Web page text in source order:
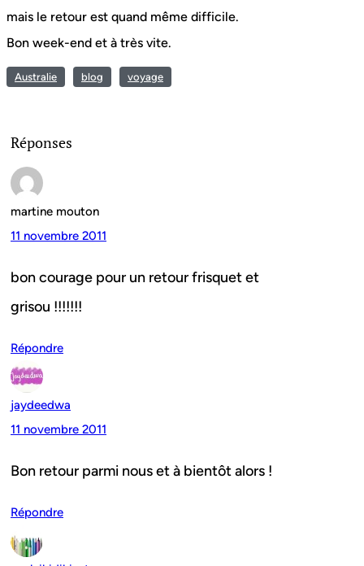
mais le retour est quand même difficile.
Bon week-end et à très vite.
Australie blog voyage
Réponses
martine mouton
11 novembre 2011
bon courage pour un retour frisquet et
grisou !!!!!!!
Répondre
jaydeedwa
11 novembre 2011
Bon retour parmi nous et à bientôt alors !
Répondre